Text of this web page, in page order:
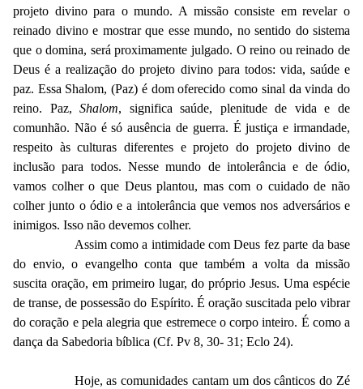
projeto divino para o mundo. A missão consiste em revelar o
reinado divino e mostrar que esse mundo, no sentido do sistema
que o domina, será proximamente julgado. O reino ou reinado de
Deus é a realização do projeto divino para todos: vida, saúde e
paz. Essa Shalom, (Paz) é dom oferecido como sinal da vinda do
reino. Paz,Shalom, significa saúde, plenitude de vida e de
comunhão. Não é só ausência de guerra. É justiça e irmandade,
respeito às culturas diferentes e projeto do projeto divino de
inclusão para todos. Nesse mundo de intolerância e de ódio,
vamos colher o que Deus plantou, mas com o cuidado de não
colher junto o ódio e a intolerância que vemos nos adversários e
inimigos. Isso não devemos colher.
Assim como a intimidade com Deus fez parte da base
do envio, o evangelho conta que também a volta da missão
suscita oração, em primeiro lugar, do próprio Jesus. Uma espécie
de transe, de possessão do Espírito. É oração suscitada pelo vibrar
do coração e pela alegria que estremece o corpo inteiro. É como a
dança da Sabedoria bíblica (Cf. Pv 8, 30- 31; Eclo 24).
Hoje, as comunidades cantam um dos cânticos do Zé